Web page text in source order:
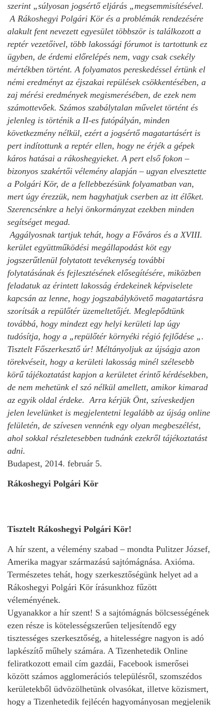
szerint „súlyosan jogsértő eljárás „megsemmisítésével.
A Rákoshegyi Polgári Kör és a problémák rendezésére
alakult fent nevezett egyesület többször is találkozott a
reptér vezetőivel, több lakossági fórumot is tartottunk ez
ügyben, de érdemi előrelépés nem, vagy csak csekély
mértékben történt. A folyamatos pereskedéssel értünk el
némi eredményt az éjszakai repülések csökkentésében, a
zaj mérési eredmények megismerésében, de ezek nem
számottevőek. Számos szabálytalan művelet történt és
jelenleg is történik a II-es futópályán, minden
következmény nélkül, ezért a jogsértő magatartásért is
pert indítottunk a reptér ellen, hogy ne érjék a gépek
káros hatásai a rákoshegyieket. A pert első fokon –
bizonyos szakértői vélemény alapján – ugyan elvesztette
a Polgári Kör, de a fellebbezésünk folyamatban van,
mert úgy érezzük, nem hagyhatjuk cserben az itt élőket.
Szerencsénkre a helyi önkormányzat ezekben minden
segítséget megad.
Aggályosnak tartjuk tehát, hogy a Főváros és a XVIII.
kerület együttműködési megállapodást köt egy
jogszerűtlenül folytatott tevékenység további
folytatásának és fejlesztésének elősegítésére, miközben
feladatuk az érintett lakosság érdekeinek képviselete
kapcsán az lenne, hogy jogszabálykövető magatartásra
szorítsák a repülőtér üzemeltetőjét. Meglepődtünk
továbbá, hogy mindezt egy helyi kerületi lap úgy
tudósítja, hogy a „repülőtér környéki régió fejlődése „.
Tisztelt Főszerkesztő úr! Méltányoljuk az újságja azon
törekvéseit, hogy a kerületi lakosság minél szélesebb
körű tájékoztatást kapjon a kerületet érintő kérdésekben,
de nem mehetünk el szó nélkül amellett, amikor kimarad
az egyik oldal érdeke. Arra kérjük Önt, szíveskedjen
jelen levelünket is megjelentetni legalább az újság online
felületén, de szívesen vennénk egy olyan megbeszélést,
ahol sokkal részletesebben tudnánk ezekről tájékoztatást
adni.
Budapest, 2014. február 5.
Rákoshegyi Polgári Kör
Tisztelt Rákoshegyi Polgári Kör!
A hír szent, a vélemény szabad – mondta Pulitzer József,
Amerika magyar származású sajtómágnása. Axióma.
Természetes tehát, hogy szerkesztőségünk helyet ad a
Rákoshegyi Polgári Kör írásunkhoz fűzött
véleményének.
Ugyanakkor a hír szent! S a sajtómágnás bölcsességének
ezen része is kötelességszerűen teljesítendő egy
tisztességes szerkesztőség, a hitelességre nagyon is adó
lapkészítő műhely számára. A Tizenhetedik Online
feliratkozott email cím gazdái, Facebook ismerősei
között számos agglomerációs településről, szomszédos
kerületekből üdvözölhetünk olvasókat, illetve közismert,
hogy a Tizenhetedik fejlécén hagyományosan megjelenik